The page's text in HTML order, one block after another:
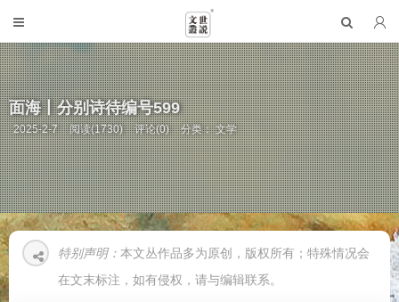
面海丨分别诗待编号599
2025-2-7 阅读(1730) 评论(0) 分类：文学
特别声明： 本文丛作品多为原创，版权所有；特殊情况会
在文末标注，如有侵权，请与编辑联系。